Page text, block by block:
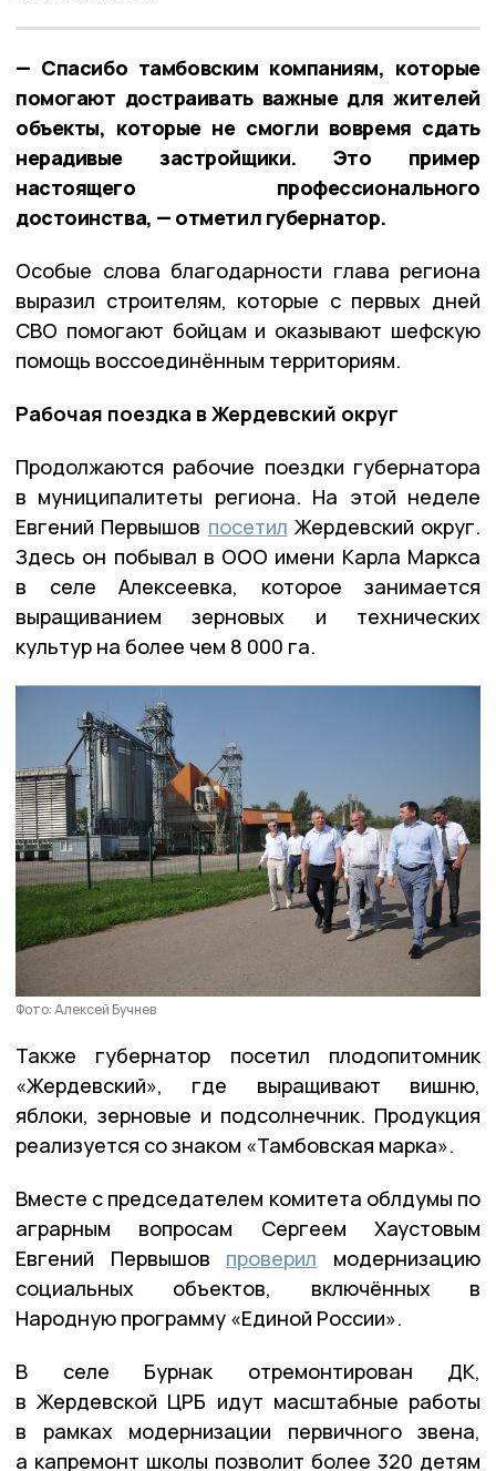
— Спасибо тамбовским компаниям, которые
помогают достраивать важные для жителей
объекты, которые не смогли вовремя сдать
нерадивые застройщики. Это пример
настоящего профессионального
достоинства, — отметил губернатор.
Особые слова благодарности глава региона
выразил строителям, которые с первых дней
СВО помогают бойцам и оказывают шефскую
помощь воссоединённым территориям.
Рабочая поездка в Жердевский округ
Продолжаются рабочие поездки губернатора
в муниципалитеты региона. На этой неделе
Евгений Первышов посетил Жердевский округ.
Здесь он побывал в ООО имени Карла Маркса
в селе Алексеевка, которое занимается
выращиванием зерновых и технических
культур на более чем 8 000 га.
Фото: Алексей Бучнев
Также губернатор посетил плодопитомник
«Жердевский», где выращивают вишню,
яблоки, зерновые и подсолнечник. Продукция
реализуется со знаком «Тамбовская марка».
Вместе с председателем комитета облдумы по
аграрным вопросам Сергеем Хаустовым
Евгений Первышов проверил модернизацию
социальных объектов, включённых в
Народную программу «Единой России».
В селе Бурнак отремонтирован ДК,
в Жердевской ЦРБ идут масштабные работы
в рамках модернизации первичного звена,
а капремонт школы позволит более 320 детям